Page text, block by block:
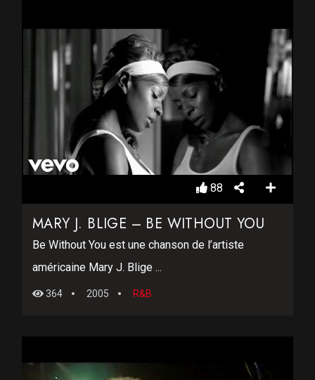
88
MARY J. BLIGE – BE WITHOUT YOU
Be Without You est une chanson de l’artiste
américaine Mary J. Blige ...
364 2005 R&B